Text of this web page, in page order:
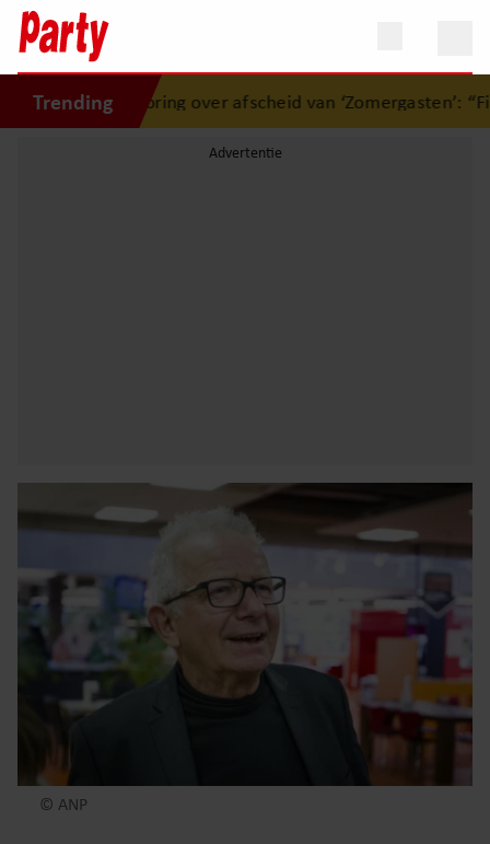
Trending
Abbring over afscheid van ‘Zomergasten’: “Fijn dat ik
© ANP